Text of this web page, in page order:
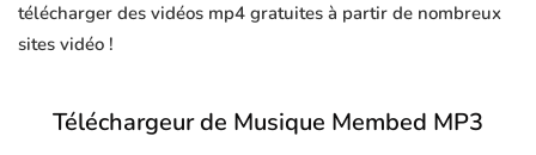
télécharger des vidéos mp4 gratuites à partir de nombreux
sites vidéo !
Téléchargeur de Musique Membed MP3